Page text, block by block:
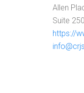
Allen
Suite
https://